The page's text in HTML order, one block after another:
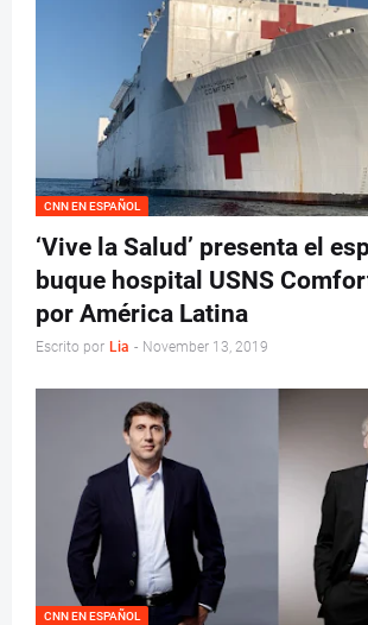
CNN EN ESPAÑOL
‘Vive la Salud’ presenta el
buque hospital USNS
por América Latina
Escrito por Lia - November 13, 2019
CNN EN ESPAÑOL